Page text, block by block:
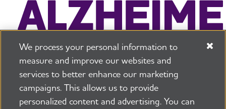
225 N Michigan Ave. Floor 17 Chicago, IL 60601
800.272.3900
We process your personal information to
measure and improve our websites and
services to better enhance our marketing
campaigns. This allows us to provide
personalized content and advertising. You can